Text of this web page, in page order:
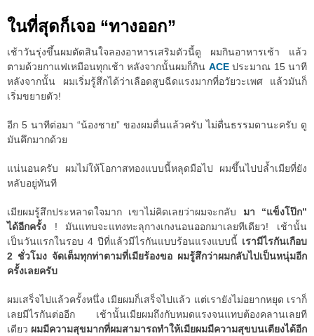
ในที่สุดก็เจอ “ทางออก”
เช้าวันรุ่งขึ้นผมตัดสินใจลองอาหารเสริมตัวนี้ดู ผมกินอาหารเช้า แล้ว
ตามด้วยกาแฟเหมือนทุกเช้า หลังจากนั้นผมก็กิน ACEประมาณ 15 นาที
หลังจากนั้น ผมเริ่มรู้สึกได้ว่าเลือดสูบฉีดแรงมากที่อวัยวะเพศ แล้วมันก็
เริ่มขยายตัว!
อีก 5 นาทีต่อมา “น้องชาย” ของผมตื่นแล้วครับ ไม่ตื่นธรรมดานะครับ ดู
มันคึกมากด้วย
แน่นอนครับ ผมไม่ให้โอกาสทองแบบนี้หลุดมือไป ผมขึ้นไปปล้ำเมียที่ยัง
หลับอยู่ทันที
เมียผมรู้สึกประหลาดใจมาก เขาไม่คิดเลยว่าผมจะกลับ มา “แข็งโป๊ก”
ได้อีกครั้ง ! มันแทบจะแทงทะลุกางเกงนอนออกมาเลยทีเดียว! เช้านั้น
เป็นวันแรกในรอบ 4 ปีที่แล้วมีไรกันแบบร้อนแรงแบบนี้ เรามีไรกันเกือบ
2 ชั่วโมง จัดเต็มทุกท่าตามที่เมียร้องขอ ผมรู้สึกว่าผมกลับไปเป็นหนุ่มอีก
ครั้งเลยครับ
ผมเสร็จไปแล้วครั้งหนึ่ง เมียผมก็เสร็จไปแล้ว แต่เรายังไม่อยากหยุด เราก็
เลยมีไรกันต่ออีก เช้านั้นเมียผมถึงกับหมดแรงจนแทบต้องคลานเลยที
เดียว ผมมีความสุขมากที่ผมสามารถทำให้เมียผมมีความสุขบนเตียงได้อีก